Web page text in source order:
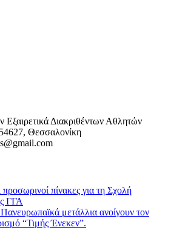
Διακριθέντων Αθλητών
Θεσσαλονίκη
πίνακες για τη Σχολή
ΓΓΑ
μετάλλια ανοίγουν τον
“Τιμής Ένεκεν”.